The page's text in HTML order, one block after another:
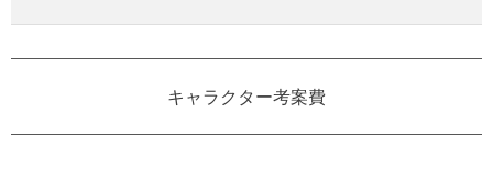
キャラクター考案費